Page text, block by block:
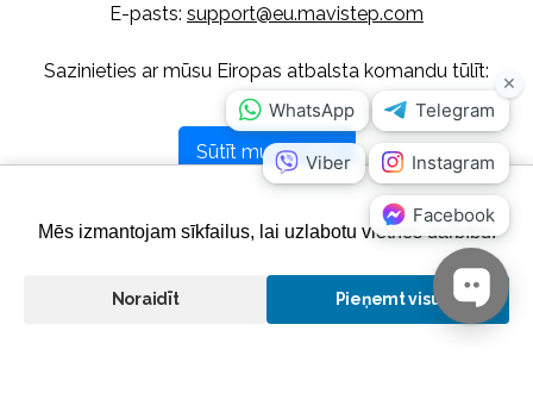
E-pasts: support@eu.mavistep.com
Sazinieties ar mūsu Eiropas atbalsta komandu tūlīt:
Sūtīt mums ziņu
Mēs izmantojam sīkfailus, lai uzlabotu vietnes darbību.
Noraidīt Pieņemt visu